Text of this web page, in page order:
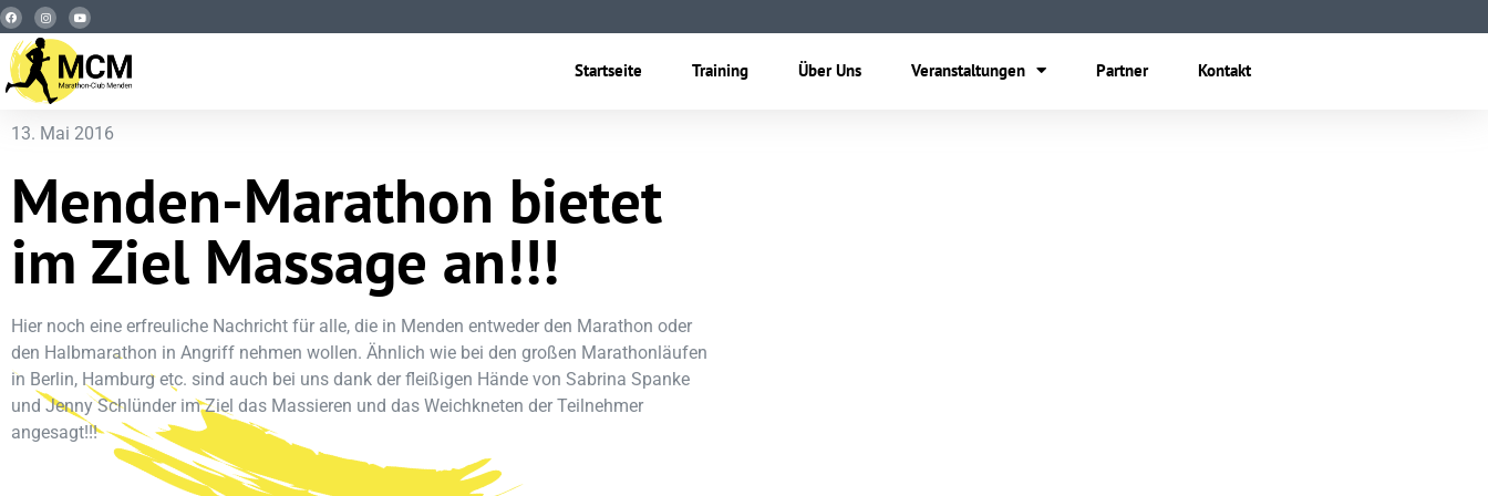
Startseite Training Über Uns Veranstaltungen Partner Kontakt
13. Mai 2016
Menden-Marathon bietet
im Ziel Massage an!!!
Hier noch eine erfreuliche Nachricht für alle, die in Menden entweder den Marathon oder
den Halbmarathon in Angriff nehmen wollen. Ähnlich wie bei den großen Marathonläufen
in Berlin, Hamburg etc. sind auch bei uns dank der fleißigen Hände von Sabrina Spanke
und Jenny Schlünder im Ziel das Massieren und das Weichkneten der Teilnehmer
angesagt!!!